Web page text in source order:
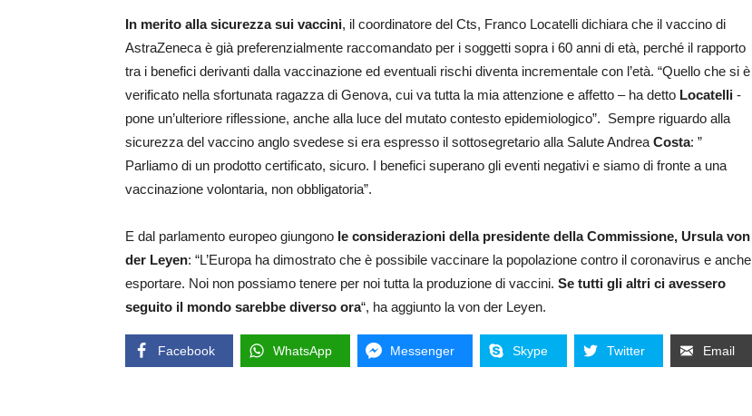
In merito alla sicurezza sui vaccini, il coordinatore del Cts, Franco Locatelli dichiara che il vaccino di
AstraZeneca è già preferenzialmente raccomandato per i soggetti sopra i 60 anni di età, perché il rapporto
tra i benefici derivanti dalla vaccinazione ed eventuali rischi diventa incrementale con l’età. “Quello che si è
verificato nella sfortunata ragazza di Genova, cui va tutta la mia attenzione e affetto – ha detto Locatelli -
pone un’ulteriore riflessione, anche alla luce del mutato contesto epidemiologico”. Sempre riguardo alla
sicurezza del vaccino anglo svedese si era espresso il sottosegretario alla Salute Andrea Costa: ”
Parliamo di un prodotto certificato, sicuro. I benefici superano gli eventi negativi e siamo di fronte a una
vaccinazione volontaria, non obbligatoria”.
E dal parlamento europeo giungono le considerazioni della presidente della Commissione, Ursula von
der Leyen: “L’Europa ha dimostrato che è possibile vaccinare la popolazione contro il coronavirus e anche
esportare. Noi non possiamo tenere per noi tutta la produzione di vaccini. Se tutti gli altri ci avessero
seguito il mondo sarebbe diverso ora“, ha aggiunto la von der Leyen.
Facebook WhatsApp Messenger Skype Twitter Email